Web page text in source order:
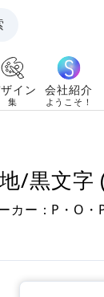
イン
集
会社紹介
ようこそ！
/黒文字
カー：P・O・